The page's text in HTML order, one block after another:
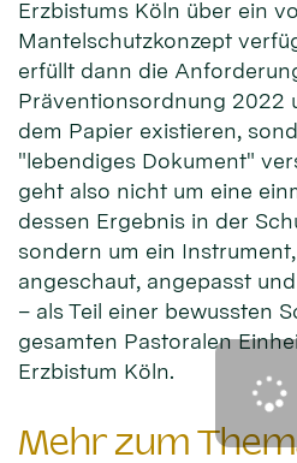
Erzbistums Köln über ein
Mantelschutzkonzept
erfüllt dann die
Präventionsordnung 2022
dem Papier existieren,
"lebendiges Dokument"
geht also nicht um eine
dessen Ergebnis in der
sondern um ein
angeschaut, angepasst
– als Teil einer bewussten
gesamten Pastoralen
Erzbistum Köln.
Mehr zum